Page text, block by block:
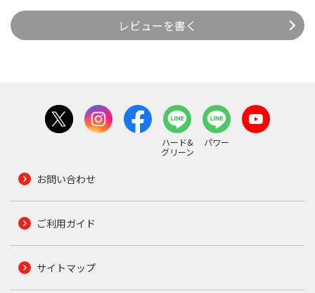
レビューを書く
ハード&
グリーン
パワー
お問い合わせ
ご利用ガイド
サイトマップ